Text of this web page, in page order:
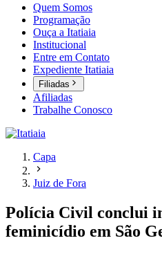
Quem Somos
Programação
Ouça a Itatiaia
Institucional
Entre em Contato
Expediente Itatiaia
Filiadas
Afiliadas
Trabalhe Conosco
Capa
Juiz de Fora
Polícia Civil conclui
feminicídio em São